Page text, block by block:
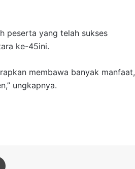
peserta yang telah sukses
ke-45ini.
membawa banyak manfaat,
ungkapnya.